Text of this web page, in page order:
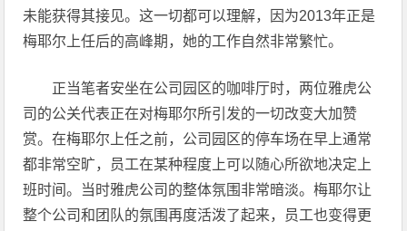
未能获得其接见。这一切都可以理解，因为2013年正是
梅耶尔上任后的高峰期，她的工作自然非常繁忙。
正当笔者安坐在公司园区的咖啡厅时，两位雅虎公
司的公关代表正在对梅耶尔所引发的一切改变大加赞
赏。在梅耶尔上任之前，公司园区的停车场在早上通常
都非常空旷，员工在某种程度上可以随心所欲地决定上
班时间。当时雅虎公司的整体氛围非常暗淡。梅耶尔让
整个公司和团队的氛围再度活泼了起来，员工也变得更